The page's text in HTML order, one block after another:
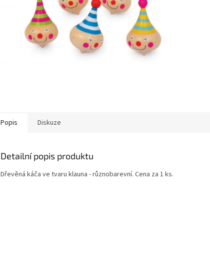
Popis Diskuze
Detailní popis produktu
Dřevěná káča ve tvaru klauna - různobarevní. Cena za 1 ks.